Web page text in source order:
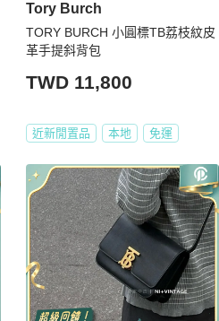
Tory Burch
TORY BURCH 小圓標TB荔枝紋皮
革手提斜背包
TWD 11,800
近新閒置品 本地 免運